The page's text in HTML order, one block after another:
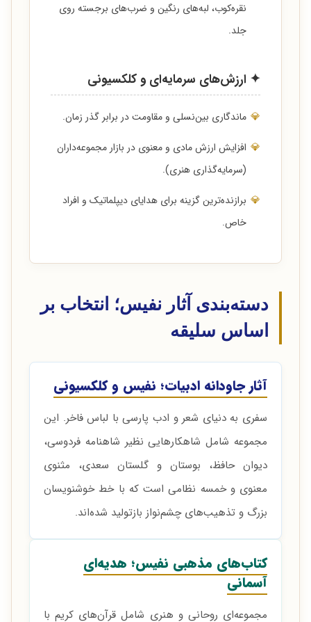
نقره‌کوب، لبه‌های رنگین و ضرب‌های برجسته روی
جلد.
✦ ارزش‌های سرمایه‌ای و کلکسیونی
💎 ماندگاری بین‌نسلی و مقاومت در برابر گذر زمان.
💎 افزایش ارزش مادی و معنوی در بازار مجموعه‌داران
(سرمایه‌گذاری هنری).
💎 برازنده‌ترین گزینه برای هدایای دیپلماتیک و افراد
خاص.
دسته‌بندی آثار نفیس؛ انتخاب بر
اساس سلیقه
آثار جاودانه ادبیات؛ نفیس و کلکسیونی
سفری به دنیای شعر و ادب پارسی با لباس فاخر. این
مجموعه شامل شاهکارهایی نظیر شاهنامه فردوسی،
دیوان حافظ، بوستان و گلستان سعدی، مثنوی
معنوی و خمسه نظامی است که با خط خوشنویسان
بزرگ و تذهیب‌های چشم‌نواز بازتولید شده‌اند.
کتاب‌های مذهبی نفیس؛ هدیه‌ای
آسمانی
مجموعه‌ای روحانی و هنری شامل قرآن‌های کریم با